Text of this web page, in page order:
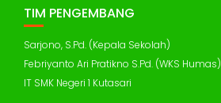
TIM PENGEMBANG
Sarjono, S.Pd. (Kepala Sekolah)
Febriyanto Ari Pratikno S.Pd. (WKS Humas)
IT SMK Negeri 1 Kutasari